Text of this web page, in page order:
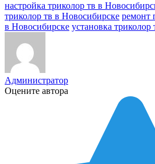
настройка триколор тв в
триколор тв в Новосибирске ремонт
в Новосибирске установка
Администратор
Оцените автора